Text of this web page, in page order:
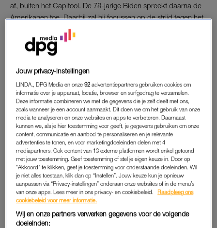
af, buiten het Capitool. De 78-jarige Biden spreekt daarna de
Amerikanen toe. Daarbij zal hij focussen op de strijd tegen het
coronavirus en het “verenigen en genezen” van de VS.
Biden-fan Lady Gaga zingt daarna het volkslied. Jennifer
bovenaan zingt ze tijdens de generale repetitie.
Jouw privacy-instellingen
LINDA., DPG Media en onze92 advertentiepartners gebruiken cookies om
informatie over je apparaat, locatie, browser en surfgedrag te verzamelen.
Deze informatie combineren we met de gegevens die je zelf deelt met ons,
zoals wanneer je een account aanmaakt. Dit doen we om het gebruik van onze
media te analyseren en onze websites en apps te verbeteren. Daarnaast
kunnen we, als je hier toestemming voor geeft, je gegevens gebruiken om onze
content, communicatie en aanbod te personaliseren en je relevante
advertenties te tonen, en voor marketingdoeleinden delen met 4
mediapartners. Ook content van 13 externe platformen wordt enkel getoond
met jouw toestemming. Geef toestemming of stel je eigen keuze in. Door op
"Akkoord" te klikken, geef je toestemming voor onderstaande doeleinden. Wil
je niet alles toestaan, klik dan op “Instellen”. Jouw keuze kun je opnieuw
aanpassen via “Privacy-instellingen” onderaan onze websites of in de menu’s
van onze apps. Lees meer in ons privacy- en cookiebeleid.
Raadpleeg ons
cookiebeleid voor meer informatie.
Wij en onze partners verwerken gegevens voor de volgende
doeleinden: